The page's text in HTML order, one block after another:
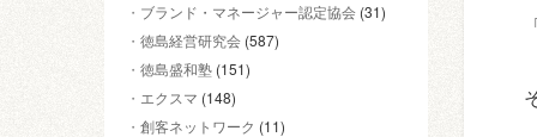
ブランド・マネージャー認定協会 (31)
徳島経営研究会 (587)
徳島盛和塾 (151)
エクスマ (148)
創客ネットワーク (11)